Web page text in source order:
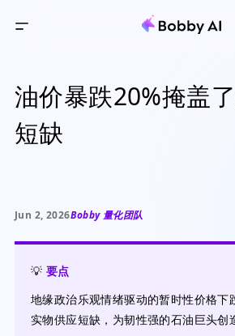
油价暴跌20%掩盖
短缺
Jun 2, 2026Bobby 量化团队
💡 要点
地缘政治乐观情绪驱动的暂时性价格下
实物供应短缺，为韧性强的石油巨头创